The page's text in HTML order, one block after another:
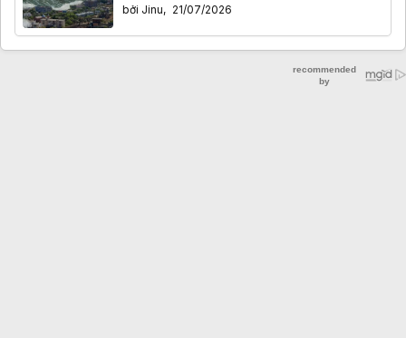
bởi Jinu, 21/07/2026